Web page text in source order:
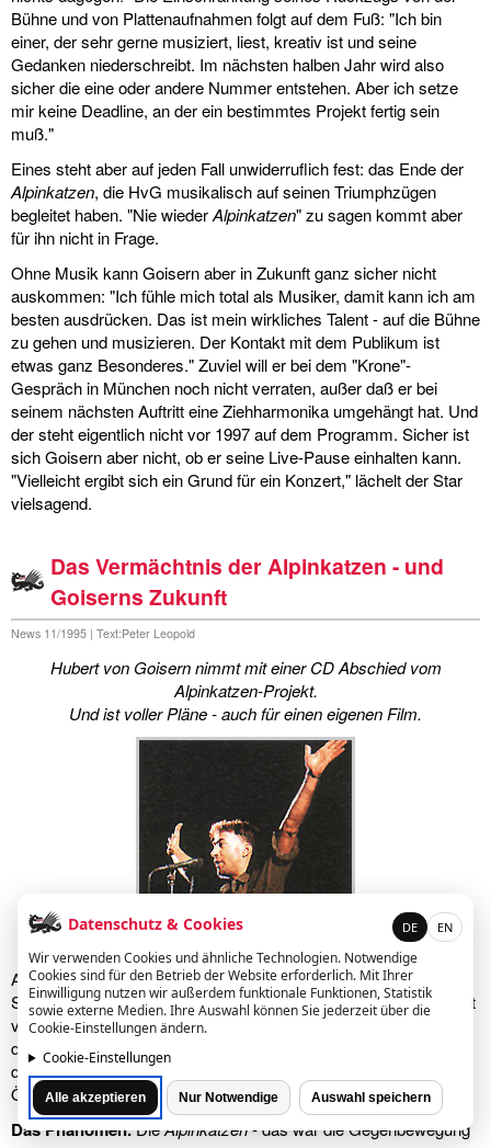
Bühne und von Plattenaufnahmen folgt auf dem Fuß: "Ich bin
einer, der sehr gerne musiziert, liest, kreativ ist und seine
Gedanken niederschreibt. Im nächsten halben Jahr wird also
sicher die eine oder andere Nummer entstehen. Aber ich setze
mir keine Deadline, an der ein bestimmtes Projekt fertig sein
muß."
Eines steht aber auf jeden Fall unwiderruflich fest: das Ende der
Alpinkatzen, die HvG musikalisch auf seinen Triumphzügen
begleitet haben. "Nie wiederAlpinkatzen" zu sagen kommt aber
für ihn nicht in Frage.
Ohne Musik kann Goisern aber in Zukunft ganz sicher nicht
auskommen: "Ich fühle mich total als Musiker, damit kann ich am
besten ausdrücken. Das ist mein wirkliches Talent - auf die Bühne
zu gehen und musizieren. Der Kontakt mit dem Publikum ist
etwas ganz Besonderes." Zuviel will er bei dem "Krone"-
Gespräch in München noch nicht verraten, außer daß er bei
seinem nächsten Auftritt eine Ziehharmonika umgehängt hat. Und
der steht eigentlich nicht vor 1997 auf dem Programm. Sicher ist
sich Goisern aber nicht, ob er seine Live-Pause einhalten kann.
"Vielleicht ergibt sich ein Grund für ein Konzert," lächelt der Star
vielsagend.
Das Vermächtnis der Alpinkatzen - und
Goiserns Zukunft
News 11/1995 | Text:Peter Leopold
Hubert von Goisern nimmt mit einer CD Abschied vom
Alpinkatzen-Projekt.
Und ist voller Pläne - auch für einen eigenen Film.
Am schönsten und erfüllendsten sind immer noch die
Schlußstriche, die man selbst ziehen darf. Ein Schritt, den Hubert
von Goisern nächste Woche vollzieht: Mit der Veröffentlichung
der
Alpinkatzen -Live-Doppel-CD
das größte (und eigentlich einzige) musikalische Phänomen
Österreichs der letzten Jahre den eigenen Grabstein.
Das Phänomen.DieAlpinkatzen- das war die Gegenbewegung
Datenschutz & Cookies DE EN
Wir verwenden Cookies und ähnliche Technologien. Notwendige
Cookies sind für den Betrieb der Website erforderlich. Mit Ihrer
Einwilligung nutzen wir außerdem funktionale Funktionen, Statistik
sowie externe Medien. Ihre Auswahl können Sie jederzeit über die
Cookie-Einstellungen ändern.
Cookie-Einstellungen
Alle akzeptieren Nur Notwendige Auswahl speichern